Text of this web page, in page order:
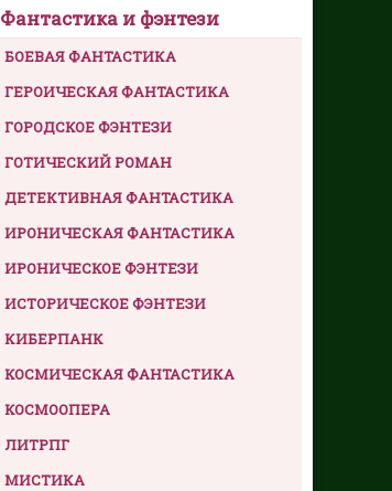
Фантастика и фэнтези
БОЕВАЯ ФАНТАСТИКА
ГЕРОИЧЕСКАЯ ФАНТАСТИКА
ГОРОДСКОЕ ФЭНТЕЗИ
ГОТИЧЕСКИЙ РОМАН
ДЕТЕКТИВНАЯ ФАНТАСТИКА
ИРОНИЧЕСКАЯ ФАНТАСТИКА
ИРОНИЧЕСКОЕ ФЭНТЕЗИ
ИСТОРИЧЕСКОЕ ФЭНТЕЗИ
КИБЕРПАНК
КОСМИЧЕСКАЯ ФАНТАСТИКА
КОСМООПЕРА
ЛИТРПГ
МИСТИКА